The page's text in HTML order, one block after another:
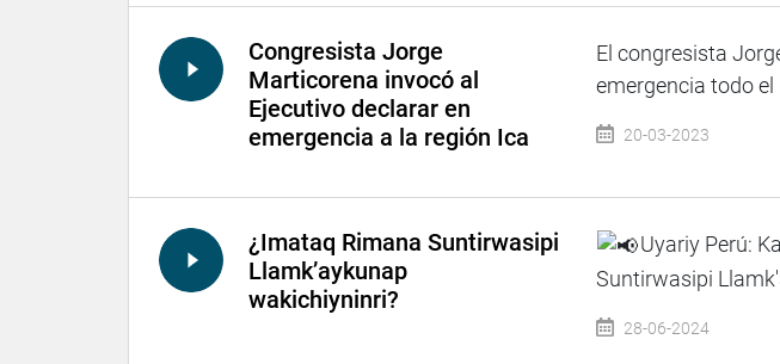
Congresista Jorge
Marticorena invocó al
Ejecutivo declarar en
emergencia a la región Ica
El congresista
emergencia todo el
20-03-2023
¿Imataq Rimana Suntirwasipi
Llamk’aykunap
wakichiyninri?
Uyariy Perú:
Suntirwasipi
28-06-2024